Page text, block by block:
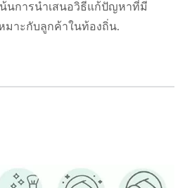
น้นการนำเสนอวิธีแก้ปัญหาที่มี
มาะกับลูกค้าในท้องถิ่น.